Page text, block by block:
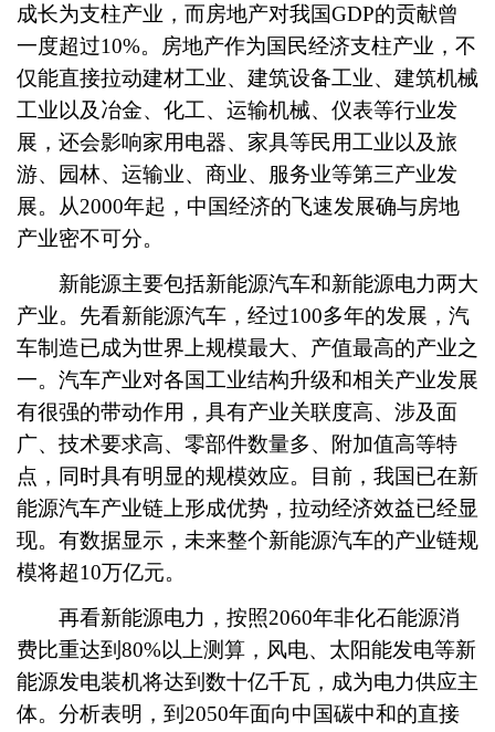
成长为支柱产业，而房地产对我国GDP的贡献曾
一度超过10%。房地产作为国民经济支柱产业，不
仅能直接拉动建材工业、建筑设备工业、建筑机械
工业以及冶金、化工、运输机械、仪表等行业发
展，还会影响家用电器、家具等民用工业以及旅
游、园林、运输业、商业、服务业等第三产业发
展。从2000年起，中国经济的飞速发展确与房地
产业密不可分。
新能源主要包括新能源汽车和新能源电力两大
产业。先看新能源汽车，经过100多年的发展，汽
车制造已成为世界上规模最大、产值最高的产业之
一。汽车产业对各国工业结构升级和相关产业发展
有很强的带动作用，具有产业关联度高、涉及面
广、技术要求高、零部件数量多、附加值高等特
点，同时具有明显的规模效应。目前，我国已在新
能源汽车产业链上形成优势，拉动经济效益已经显
现。有数据显示，未来整个新能源汽车的产业链规
模将超10万亿元。
再看新能源电力，按照2060年非化石能源消
费比重达到80%以上测算，风电、太阳能发电等新
能源发电装机将达到数十亿千瓦，成为电力供应主
体。分析表明，到2050年面向中国碳中和的直接